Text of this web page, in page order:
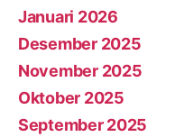
Januari 2026
Desember 2025
November 2025
Oktober 2025
September 2025